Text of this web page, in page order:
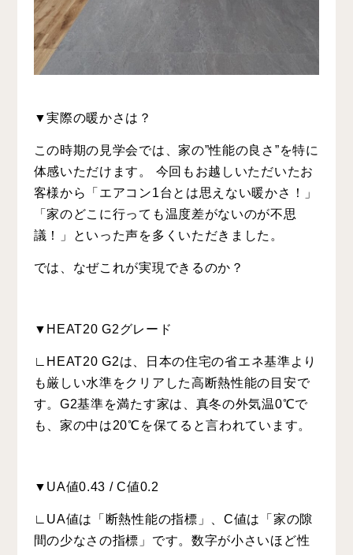
▼実際の暖かさは？
この時期の見学会では、家の”性能の良さ”を特に
体感いただけます。 今回もお越しいただいたお
客様から
「エアコン1台とは思えない暖かさ！」
「家のどこに行っても温度差がないのが不思
議！」
といった声を多くいただきました。
では、なぜこれが実現できるのか？
▼HEAT20 G2グレード
∟HEAT20 G2は、日本の住宅の省エネ基準より
も厳しい水準をクリアした高断熱性能の目安で
す。G2基準を満たす家は、真冬の外気温0℃で
も、家の中は20℃を保てると言われています。
▼UA値0.43 / C値0.2
∟UA値は「断熱性能の指標」、C値は「家の隙
間の少なさの指標」です。数字が小さいほど性